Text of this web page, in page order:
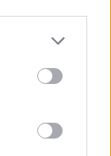
more Google
may click to
party tags to
below Google